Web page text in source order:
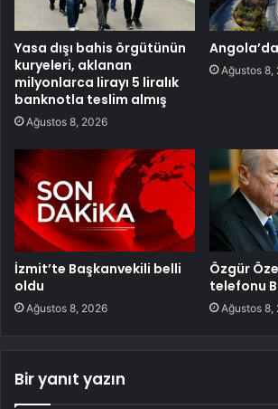
Yasa dışı bahis örgütünün
kuryeleri, aklanan
milyonlarca lirayı 5 liralık
banknotla teslim almış
Ağustos 8, 2026
Ağustos 8,
İzmit’te Başkanvekili belli
oldu
Ağustos 8, 2026
Özgür
telefonu
Ağustos 8,
Bir yanıt yazın